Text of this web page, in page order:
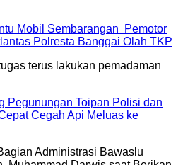
Mobil Sembarangan Pemotor
Polresta Banggai Olah TKP
Pegunungan Toipan Polisi dan
Cegah Api Meluas ke